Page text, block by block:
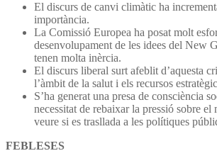
El discurs de canvi climàtic ha
importància.
La Comissió Europea ha posat molt
desenvolupament de les idees del New
tenen molta inèrcia.
El discurs liberal surt afeblit d’aquesta
l’àmbit de la salut i els recursos
S’ha generat una presa de consciència
necessitat de rebaixar la pressió sobre el
veure si es trasllada a les polítiques
FEBLESES